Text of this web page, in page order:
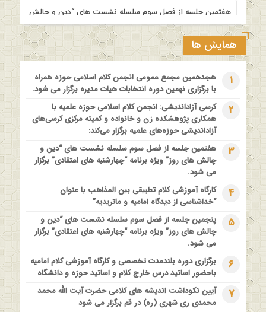
هفتمین جلسه از فصل سوم سلسله نشست های “دین و چالش
های روز” ویژه برنامه “چهارشنبه های اعتقادی” برگزار می شود.
مدرسه بهاره بازخوانی آموزه وحیانی بینونت پیشینه // تقریرها //
1 سال قبل
کارگاه آموزشی کلام تطبیقی بین المذاهب با عنوان “خداشناسی از
دیدگاه امامیه و ماتریدیه”
#عقلانی
فراخوان مقاله ویژه سیزدهمین همایش بین المللی’فلسفه دین
معاصر با موضوع: “وحی و نبوت”
همایش ها
1
هجدهمین مجمع عمومی انجمن کلام اسلامی حوزه همراه
با برگزاری نهمین دوره انتخابات هیات مدیره برگزار می شود.
2
کرسی آزاداندیشی: انجمن کلام اسلامی حوزه علمیه با
همکاری پژوهشکده زن و خانواده و کمیته مرکزی کرسی‌های
آزاداندیشی حوزه‌های علمیه برگزار می‌کند:
3
هفتمین جلسه از فصل سوم سلسله نشست های “دین و
چالش های روز” ویژه برنامه “چهارشنبه های اعتقادی” برگزار
می شود.
4
کارگاه آموزشی کلام تطبیقی بین المذاهب با عنوان
“خداشناسی از دیدگاه امامیه و ماتریدیه”
5
پنجمین جلسه از فصل سوم سلسله نشست های “دین و
چالش های روز” ویژه برنامه “چهارشنبه های اعتقادی” برگزار
می شود.
6
برگزاری دوره بلندمدت تخصصی و کارگاه آموزشی کلام امامیه
باحضور اساتید درس خارج کلام و اساتید حوزه و دانشگاه
7
آیین نکوداشت اندیشه های کلامی حضرت آیت الله محمد
محمدی ری شهری (ره) در قم برگزار می شود